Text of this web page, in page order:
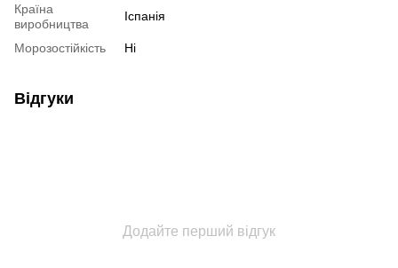
Країна
виробництва
Іспанія
Морозостійкість Ні
Відгуки
Додайте перший відгук